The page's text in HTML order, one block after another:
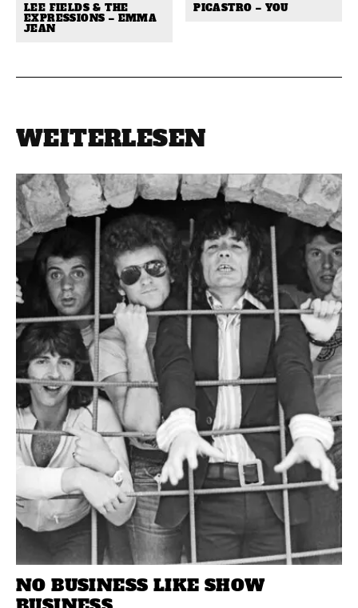
LEE FIELDS & THE
EXPRESSIONS – EMMA
JEAN
PICASTRO – YOU
WEITERLESEN
NO BUSINESS LIKE SHOW